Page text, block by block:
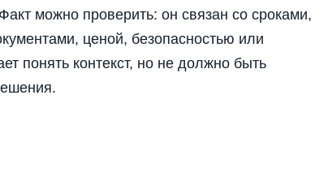
можно проверить: он связан со сроками,
ценой, безопасностью или
понять контекст, но не должно быть